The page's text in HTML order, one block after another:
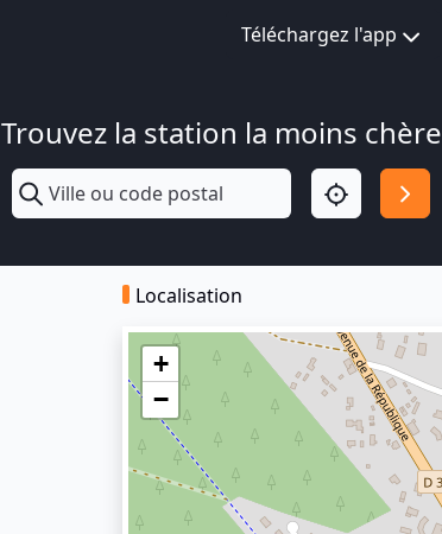
Téléchargez l'app
Trouvez la station la moins chère
Localisation
+
−